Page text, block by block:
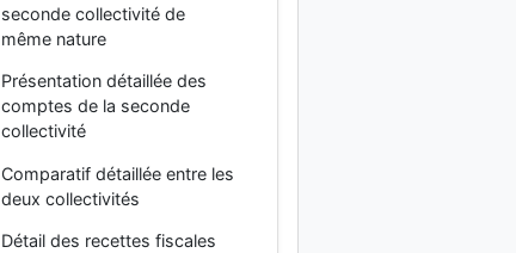
seconde collectivité de
même nature
Présentation détaillée des
comptes de la seconde
collectivité
Comparatif détaillée entre les
deux collectivités
Détail des recettes fiscales